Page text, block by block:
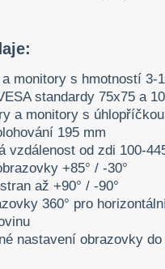
monitory s hmotností 3-
standardy 75x75 a
a monitory s
195 mm
vzdálenost od zdi 100-
+85° / -30°
až +90° / -90°
360° pro
nastavení obrazovky do